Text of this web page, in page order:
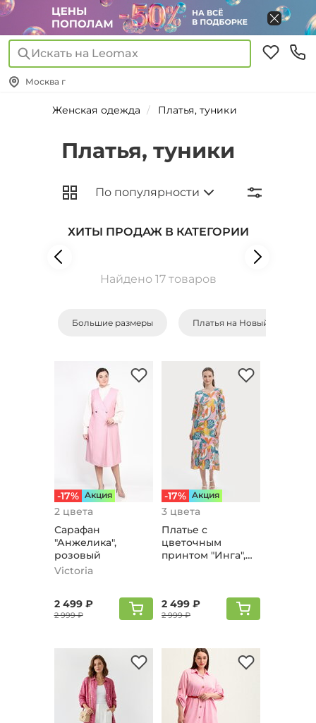
Искать на Leomax
Москва г
Женская одежда Платья, туники
Платья, туники
ХИТЫ ПРОДАЖ В КАТЕГОРИИ
Найдено 17 товаров
Большие размеры Платья на Новый Год
-17% Aкция
2 цвета
Сарафан
"Анжелика",
розовый
Victoria
2 499 ₽
2 999 ₽
-17% Aкция
3 цвета
Платье с
цветочным
принтом "Инга",
2 499 ₽
2 999 ₽